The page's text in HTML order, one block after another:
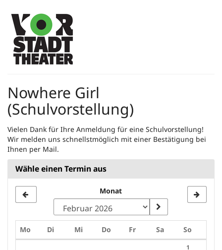
Haupt-
Inhalt
springen
Nowhere Girl
(Schulvorstellung)
Vielen Dank für Ihre Anmeldung für eine Schulvorstellung!
Wir melden uns schnellstmöglich mit einer Bestätigung bei
Ihnen per Mail.
Wähle einen Termin aus
Monat
Mo Montag
DiDienstag
MiMittwoch
Do Donnerstag
FrFreitagSaSamstag
So
1